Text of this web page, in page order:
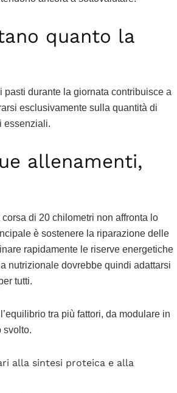
quanto la
durante la giornata contribuisce a
esclusivamente sulla quantità di
essenziali.
allenamenti,
di 20 chilometri non affronta lo
è sostenere la riparazione delle
rapidamente le riserve energetiche
nutrizionale dovrebbe quindi adattarsi
tutti.
tra più fattori, da modulare in
svolto.
alla sintesi proteica e alla